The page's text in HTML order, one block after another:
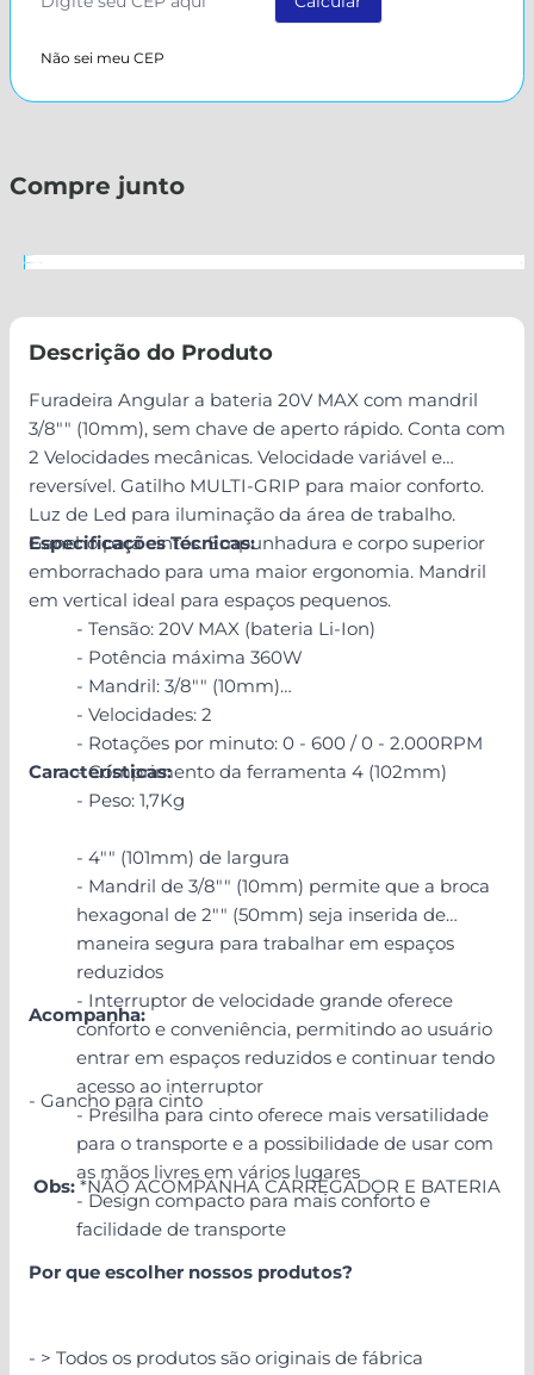
Não sei meu CEP
Compre junto
Descrição do Produto
Furadeira Angular a bateria 20V MAX com mandril
3/8"" (10mm), sem chave de aperto rápido. Conta com
2 Velocidades mecânicas. Velocidade variável e
reversível. Gatilho MULTI-GRIP para maior conforto.
Luz de Led para iluminação da área de trabalho.
Gancho para cintos. Empunhadura e corpo superior
emborrachado para uma maior ergonomia. Mandril
em vertical ideal para espaços pequenos.
Especificações Técnicas:
- Tensão: 20V MAX (bateria Li-Ion)
- Potência máxima 360W
- Mandril: 3/8"" (10mm)
- Velocidades: 2
- Rotações por minuto: 0 - 600 / 0 - 2.000RPM
- Comprimento da ferramenta 4 (102mm)
- Peso: 1,7Kg
Características:
- 4"" (101mm) de largura
- Mandril de 3/8"" (10mm) permite que a broca
hexagonal de 2"" (50mm) seja inserida de
maneira segura para trabalhar em espaços
reduzidos
- Interruptor de velocidade grande oferece
conforto e conveniência, permitindo ao usuário
entrar em espaços reduzidos e continuar tendo
acesso ao interruptor
- Presilha para cinto oferece mais versatilidade
para o transporte e a possibilidade de usar com
as mãos livres em vários lugares
- Design compacto para mais conforto e
facilidade de transporte
Acompanha:
- Gancho para cinto
Obs:*NÃO ACOMPANHA CARREGADOR E BATERIA
Por que escolher nossos produtos?
- > Todos os produtos são originais de fábrica